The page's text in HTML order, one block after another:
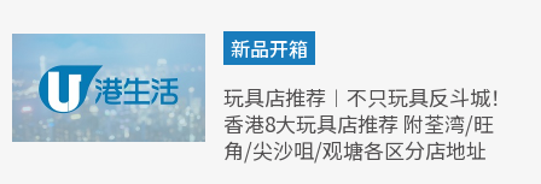
新品开箱
玩具店推荐︱不只玩具反斗城！
香港8大玩具店推荐 附荃湾/旺
角/尖沙咀/观塘各区分店地址